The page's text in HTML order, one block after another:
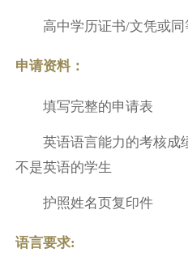
高中学历证书/文凭或
申请资料：
填写完整的申请表
英语语言能力的考核成
不是英语的学生
护照姓名页复印件
语言要求: